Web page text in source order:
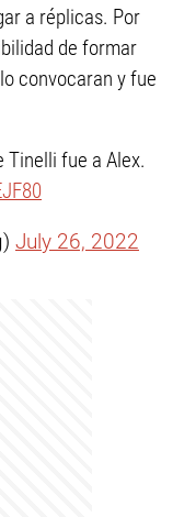
a réplicas. Por
de formar
convocaran y fue
Tinelli fue a Alex.
July 26, 2022